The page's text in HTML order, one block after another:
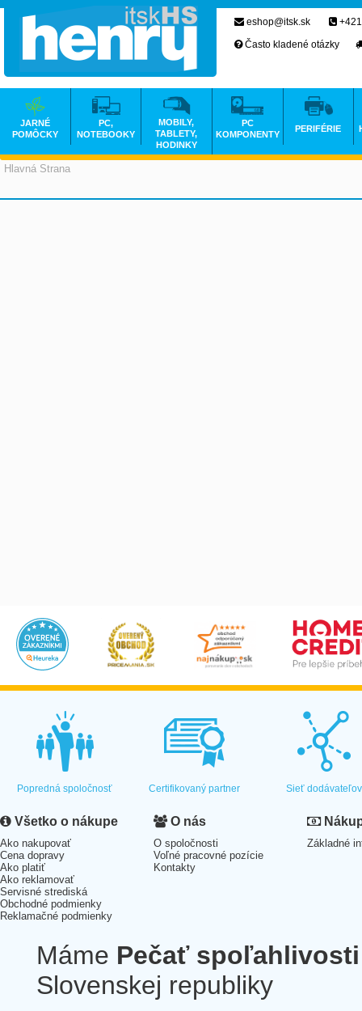
Hlavná Strana
eshop@itsk.sk
Často kladené otázky
JARNÉ
POMÔCKY
PC,
NOTEBOOKY
MOBILY,
TABLETY,
HODINKY
PC
KOMPONENTY
PERIFÉRIE
Popredná spoločnosť Certifikovaný partner Sieť dodávateľov
Všetko o nákupe
Ako nakupovať
Cena dopravy
Ako platiť
Ako reklamovať
Servisné strediská
Obchodné podmienky
Reklamačné podmienky
O nás
O spoločnosti
Voľné pracovné pozície
Kontakty
Základné
Máme Pečať spoľahlivosti
Slovenskej republiky